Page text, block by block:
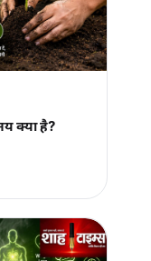
क्या है?